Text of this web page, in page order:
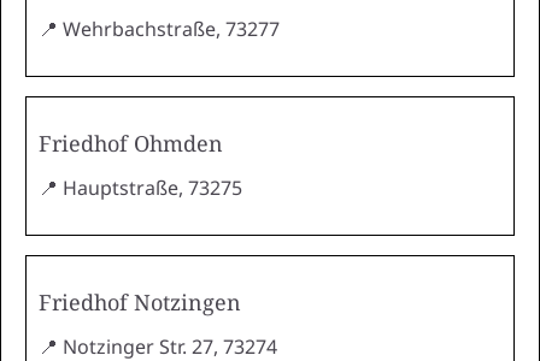
📍 Wehrbachstraße, 73277
Friedhof Ohmden
📍 Hauptstraße, 73275
Friedhof Notzingen
📍 Notzinger Str. 27, 73274